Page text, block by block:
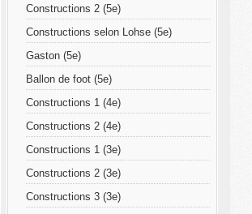
Constructions 2 (5e)
Constructions selon Lohse (5e)
Gaston (5e)
Ballon de foot (5e)
Constructions 1 (4e)
Constructions 2 (4e)
Constructions 1 (3e)
Constructions 2 (3e)
Constructions 3 (3e)